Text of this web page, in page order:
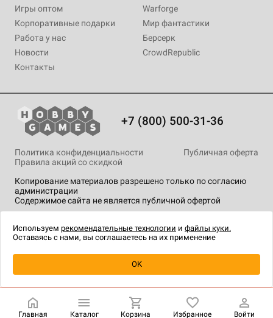
Купить| 5 990 ₽
Игры оптом
Корпоративные подарки
Работа у нас
Новости
Контакты
Warforge
Мир фантастики
Берсерк
CrowdRepublic
+7 (800) 500-31-36
Копирование материалов разрешено только по согласию
администрации
Содержимое сайта не является публичной офертой
Политика конфиденциальности
Публичная оферта
Правила акций со скидкой
технологии.
Главная Каталог Корзина Избранное Войти
Используем рекомендательные технологии и файлы куки.
Оставаясь с нами, вы соглашаетесь на их применение
OK